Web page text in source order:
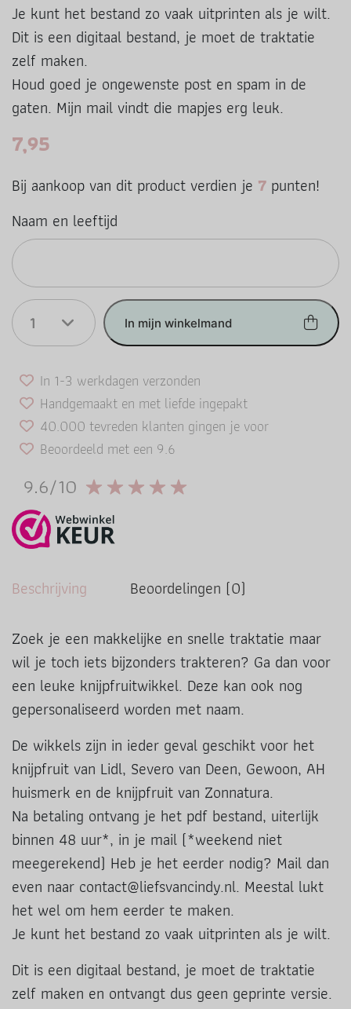
Je kunt het bestand zo vaak uitprinten als je wilt.
Dit is een digitaal bestand, je moet de traktatie
zelf maken.
Houd goed je ongewenste post en spam in de
gaten. Mijn mail vindt die mapjes erg leuk.
7,95
Bij aankoop van dit product verdien je 7 punten!
Naam en leeftijd
1 In mijn winkelmand
In 1-3 werkdagen verzonden
Handgemaakt en met liefde ingepakt
40.000 tevreden klanten gingen je voor
Beoordeeld met een 9.6
9.6/10
Beschrijving
Beoordelingen (0)
Zoek je een makkelijke en snelle traktatie maar
wil je toch iets bijzonders trakteren? Ga dan voor
een leuke knijpfruitwikkel. Deze kan ook nog
gepersonaliseerd worden met naam.
De wikkels zijn in ieder geval geschikt voor het
knijpfruit van Lidl, Severo van Deen, Gewoon, AH
huismerk en de knijpfruit van Zonnatura.
Na betaling ontvang je het pdf bestand, uiterlijk
binnen 48 uur*, in je mail (*weekend niet
meegerekend) Heb je het eerder nodig? Mail dan
even naar contact@liefsvancindy.nl. Meestal lukt
het wel om hem eerder te maken.
Je kunt het bestand zo vaak uitprinten als je wilt.
Dit is een digitaal bestand, je moet de traktatie
zelf maken en ontvangt dus geen geprinte versie.